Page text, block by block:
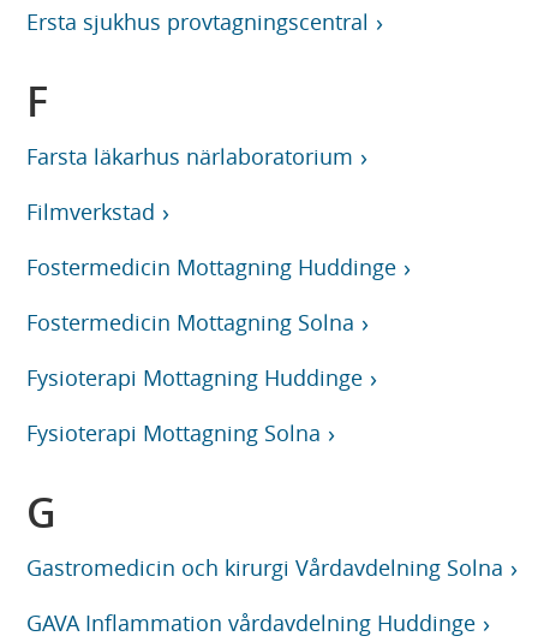
Ersta sjukhus provtagningscentral
F
Farsta läkarhus närlaboratorium
Filmverkstad
Fostermedicin Mottagning Huddinge
Fostermedicin Mottagning Solna
Fysioterapi Mottagning Huddinge
Fysioterapi Mottagning Solna
G
Gastromedicin och kirurgi Vårdavdelning Solna
GAVA Inflammation vårdavdelning Huddinge